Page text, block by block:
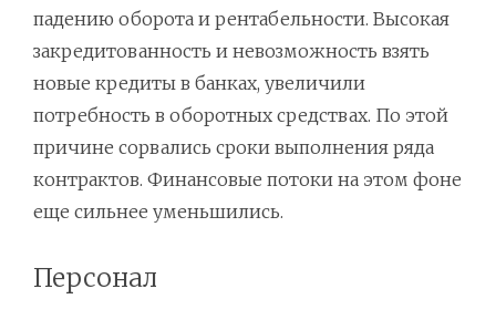
падению оборота и рентабельности. Высокая
закредитованность и невозможность взять
новые кредиты в банках, увеличили
потребность в оборотных средствах. По этой
причине сорвались сроки выполнения ряда
контрактов. Финансовые потоки на этом фоне
еще сильнее уменьшились.
Персонал